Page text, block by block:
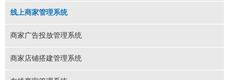
线上商家管理系统
商家广告投放管理系统
商家店铺搭建管理系统